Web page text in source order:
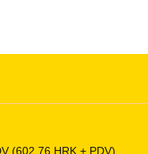
(602,76 HRK + PDV)